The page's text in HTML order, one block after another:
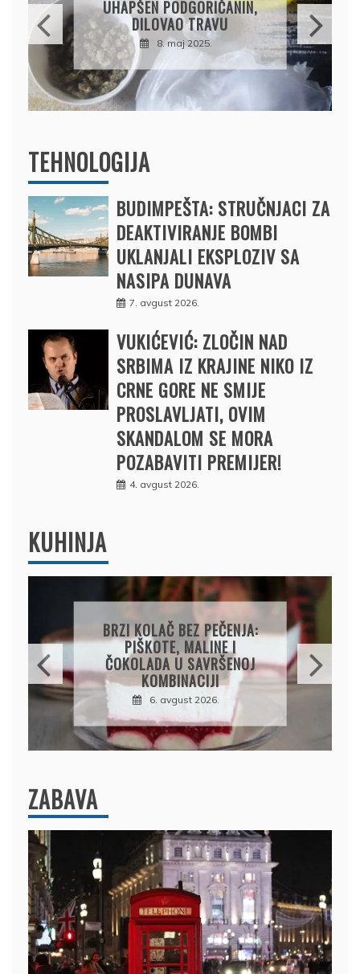
PRODAO TUĐI BMW,
DRŽAVU NAPUSTIO
BRODOM
12. februar 2025.
TEHNOLOGIJA
BUDIMPEŠTA: STRUČNJACI ZA
DEAKTIVIRANJE BOMBI
UKLANJALI EKSPLOZIV SA
NASIPA DUNAVA
7. avgust 2026.
VUKIĆEVIĆ: ZLOČIN NAD
SRBIMA IZ KRAJINE NIKO IZ
CRNE GORE NE SMIJE
PROSLAVLJATI, OVIM
SKANDALOM SE MORA
POZABAVITI PREMIJER!
4. avgust 2026.
KUHINJA
PAPRIKE SA MESOM I
PIRINČEM NA KAŠIKU:
SOČAN I JEDNOSTAVAN
RUČAK IZ JEDNE ŠERPE
7. avgust 2026.
ZABAVA